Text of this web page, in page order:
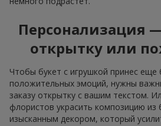
Персонализация
открытку или
Чтобы букет с игрушкой принес еще
положительных эмоций, нужны
заказу открытку с вашим текстом.
флористов украсить композицию из
изысканным декором, который